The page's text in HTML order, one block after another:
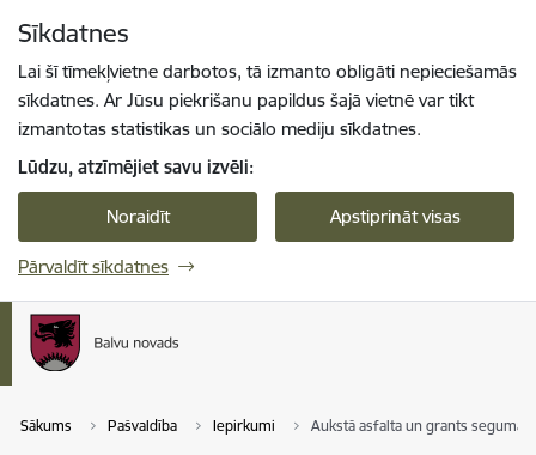
Sīkdatnes
Lai šī tīmekļvietne darbotos, tā izmanto obligāti nepieciešamās
sīkdatnes. Ar Jūsu piekrišanu papildus šajā vietnē var tikt
izmantotas statistikas un sociālo mediju sīkdatnes.
Lūdzu, atzīmējiet savu izvēli:
Noraidīt Apstiprināt visas
Pārvaldīt sīkdatnes
Sākums Pašvaldība Iepirkumi Aukstā asfalta un grants seguma